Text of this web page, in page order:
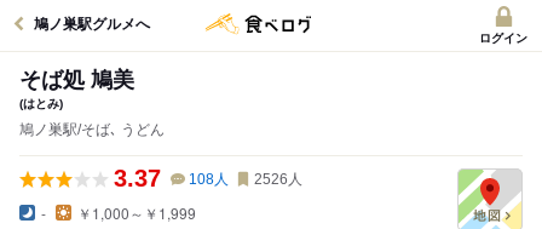
鳩ノ巣駅グルメへ
ログイン
そば処 鳩美
(はとみ)
鳩ノ巣駅/そば､ うどん
3.37 108人 2526 人
-
￥1,000～￥1,999